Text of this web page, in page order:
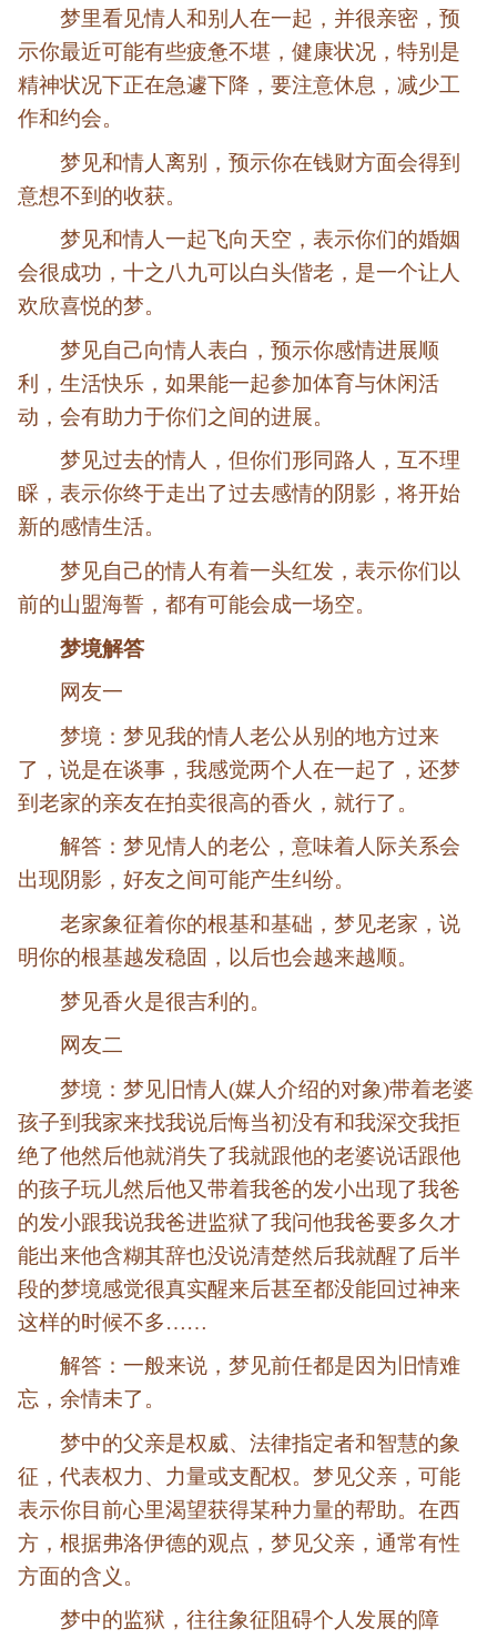
梦里看见情人和别人在一起，并很亲密，预
示你最近可能有些疲惫不堪，健康状况，特别是
精神状况下正在急遽下降，要注意休息，减少工
作和约会。
梦见和情人离别，预示你在钱财方面会得到
意想不到的收获。
梦见和情人一起飞向天空，表示你们的婚姻
会很成功，十之八九可以白头偕老，是一个让人
欢欣喜悦的梦。
梦见自己向情人表白，预示你感情进展顺
利，生活快乐，如果能一起参加体育与休闲活
动，会有助力于你们之间的进展。
梦见过去的情人，但你们形同路人，互不理
睬，表示你终于走出了过去感情的阴影，将开始
新的感情生活。
梦见自己的情人有着一头红发，表示你们以
前的山盟海誓，都有可能会成一场空。
梦境解答
网友一
梦境：梦见我的情人老公从别的地方过来
了，说是在谈事，我感觉两个人在一起了，还梦
到老家的亲友在拍卖很高的香火，就行了。
解答：梦见情人的老公，意味着人际关系会
出现阴影，好友之间可能产生纠纷。
老家象征着你的根基和基础，梦见老家，说
明你的根基越发稳固，以后也会越来越顺。
梦见香火是很吉利的。
网友二
梦境：梦见旧情人(媒人介绍的对象)带着老婆
孩子到我家来找我说后悔当初没有和我深交我拒
绝了他然后他就消失了我就跟他的老婆说话跟他
的孩子玩儿然后他又带着我爸的发小出现了我爸
的发小跟我说我爸进监狱了我问他我爸要多久才
能出来他含糊其辞也没说清楚然后我就醒了后半
段的梦境感觉很真实醒来后甚至都没能回过神来
这样的时候不多……
解答：一般来说，梦见前任都是因为旧情难
忘，余情未了。
梦中的父亲是权威、法律指定者和智慧的象
征，代表权力、力量或支配权。梦见父亲，可能
表示你目前心里渴望获得某种力量的帮助。在西
方，根据弗洛伊德的观点，梦见父亲，通常有性
方面的含义。
梦中的监狱，往往象征阻碍个人发展的障